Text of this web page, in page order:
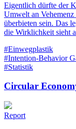
Eigentlich dürfte der
Umwelt an
überbieten sein. Das
die Wirklichkeit sieht
#Einwegplastik
#Intention-Behavior
#Statistik
Circular
Report